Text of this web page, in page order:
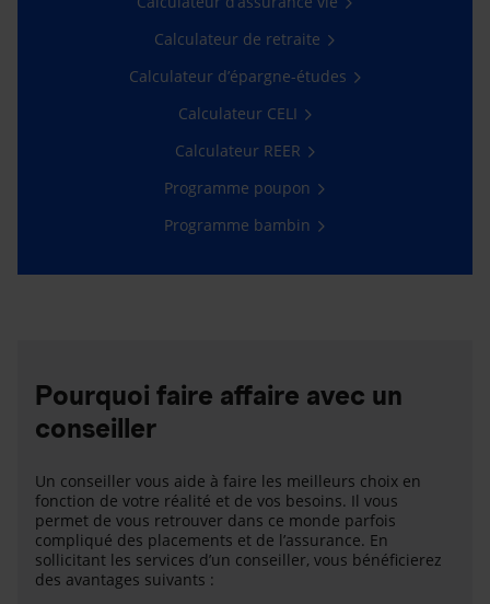
Calculateur de retraite
Calculateur d’épargne-études
Calculateur CELI
Calculateur REER
Programme poupon
Programme bambin
Pourquoi faire affaire avec un
conseiller
Un conseiller vous aide à faire les meilleurs choix en
fonction de votre réalité et de vos besoins. Il vous
permet de vous retrouver dans ce monde parfois
compliqué des placements et de l’assurance. En
sollicitant les services d’un conseiller, vous bénéficierez
des avantages suivants :